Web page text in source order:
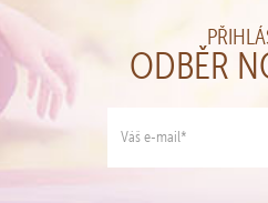
ODBĚR